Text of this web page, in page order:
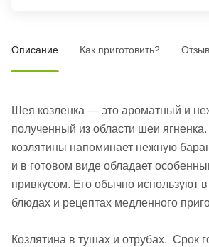
Описание Как приготовить?
Шея козленка — это ароматный и
полученный из области шеи
козлятины напоминает нежную
и в готовом виде обладает
привкусом. Его обычно используют
блюдах и рецептах медленного
Козлятина в тушах и отрубах. Срок